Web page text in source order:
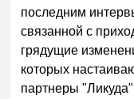
последним
связанной с
грядущие
которых
партнеры